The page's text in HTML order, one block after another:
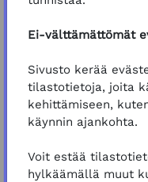
ole pakollista. Voit
Koulutus kannattaa
Haluat
osioissa.
jää muistiin.
Ei-välttämättömät
Sivusto kerää
tilastotietoja, joita
kehittämiseen,
käynnin ajankohta.
Voit estää
hylkäämällä muut